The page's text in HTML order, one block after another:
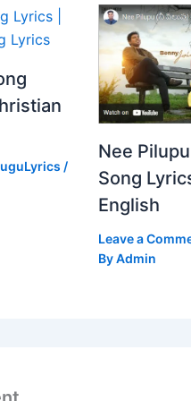
/
Nee
Song
English
Leave a
ByAdmin